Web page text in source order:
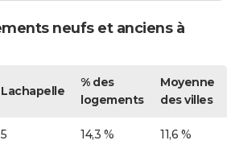
neufs et anciens à
Lachapelle
% des
logements
Moyenne
des villes
5 14,3 % 11,6 %